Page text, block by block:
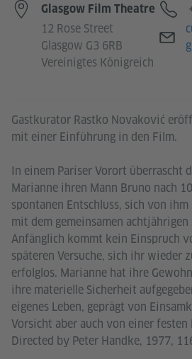
Gastkurator Rastko Novaković
mit einer Einführung in den Film.
In einem Pariser Vorort überrascht
Marianne ihren Mann Bruno nach
spontanen Entschluss, sich von
mit dem gemeinsamen achtjährigen
Anfänglich kommt kein Einspruch
späteren Versuche, sich ihr wieder
erfolglos. Marianne hat ihre
ihre materielle Sicherheit
eigenes Leben, geprägt von
Vorsicht aber auch von einer festen
Directed by Peter Handke, 1977,
Glasgow Film Theatre
12 Rose Street
Glasgow G3 6RB
Vereinigtes Königreich